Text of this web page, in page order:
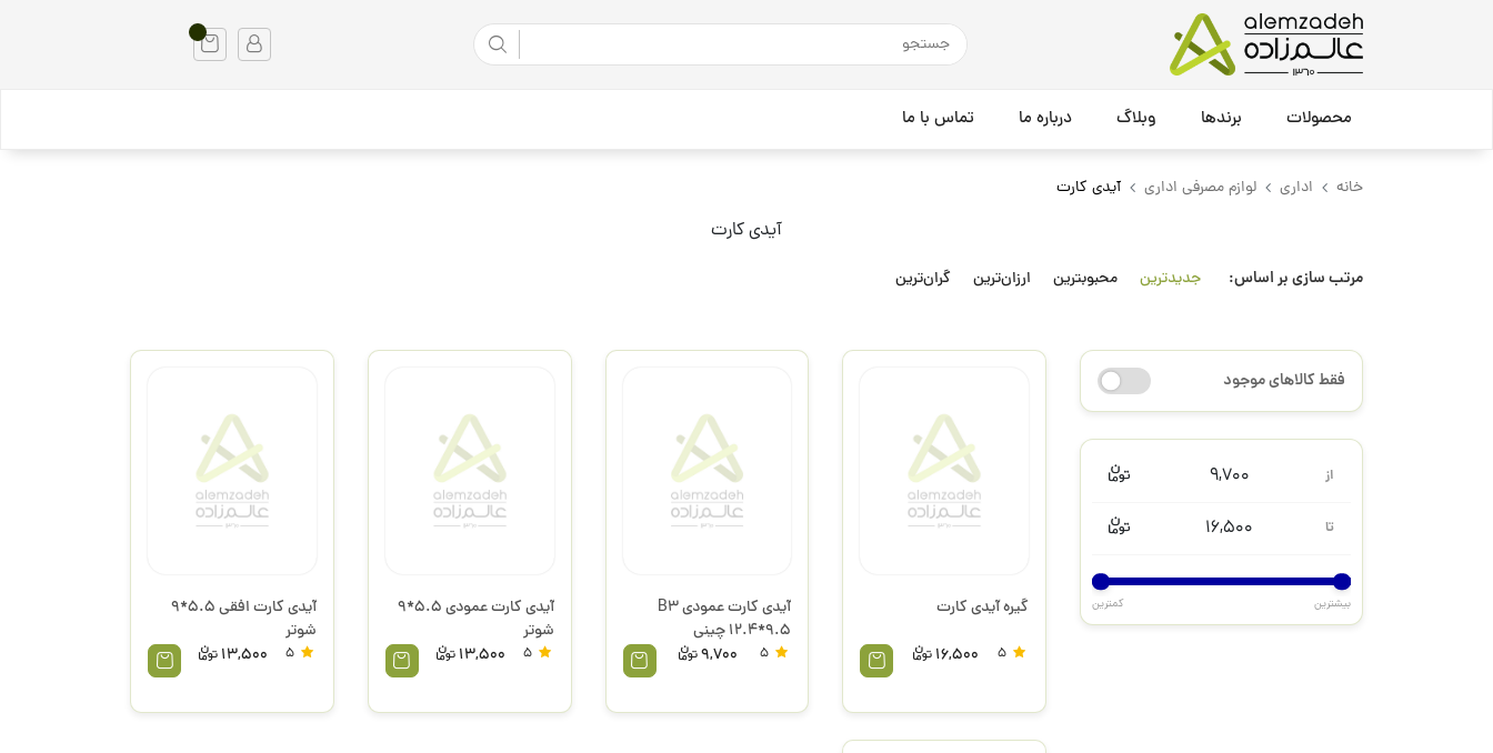
محصولات برندها وبلاگ درباره ما تماس با ما
خانه اداری لوازم مصرفی اداری آیدی کارت
آیدی کارت
مرتب سازی بر اساس: جدیدترین محبوبترین ارزان‌ترین گران‌ترین
فقط کالاهای موجود
از 9,700
تا 16,500
بیشترین کمترین گیره آیدی کارت
16,500
آیدی کارت عمودی B3
12.4*9.5 چینی
9,700
آیدی کارت عمودی 5.5*9
شوتر
5
13,500
آیدی کارت افقی 5.5*9
شوتر
5
13,500